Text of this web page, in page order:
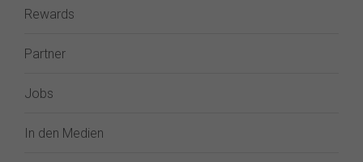
Rewards
Partner
Jobs
In den Medien